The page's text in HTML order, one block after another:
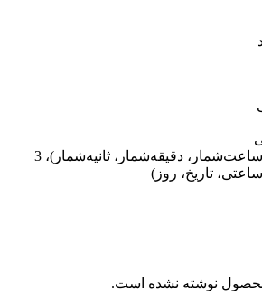
آنالوگ: 3 عقربه (ساعت‌شمار، دقیقه‌شمار، ثانیه‌شمار)، 3
محصول نوشته نشده است.